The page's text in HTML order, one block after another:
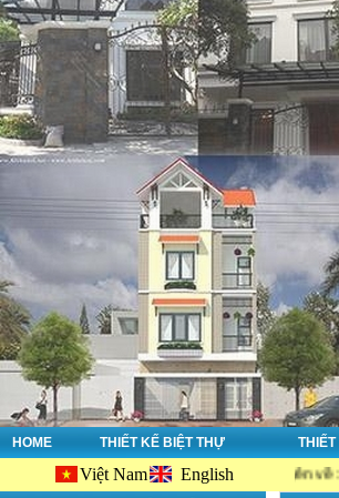
HOME THIẾT KẾ BIỆT THỰ
Việt Nam English
Ktshanoi.net, công ty chuyên về : Thiết